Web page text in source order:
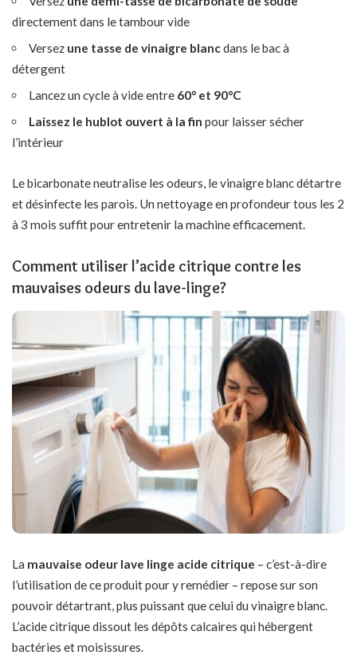
directement dans le tambour vide
Versez une tasse de vinaigre blancdans le bac à
détergent
Lancez un cycle à vide entre 60° et 90°C
Laissez le hublot ouvert à la fin pour laisser sécher
l’intérieur
Le bicarbonate neutralise les odeurs, le vinaigre blanc détartre
et désinfecte les parois. Un nettoyage en profondeur tous les 2
à 3 mois suffit pour entretenir la machine efficacement.
Comment utiliser l’acide citrique contre les
mauvaises odeurs du lave-linge?
La mauvaise odeur lave linge acide citrique – c’est-à-dire
l’utilisation de ce produit pour y remédier – repose sur son
pouvoir détartrant, plus puissant que celui du vinaigre blanc.
L’acide citrique dissout les dépôts calcaires qui hébergent
bactéries et moisissures.